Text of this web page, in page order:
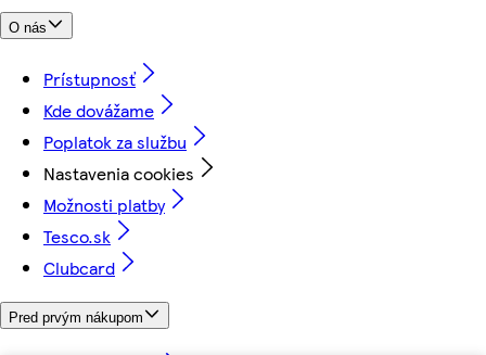
O nás
Prístupnosť
Kde dovážame
Poplatok za službu
Nastavenia cookies
Možnosti platby
Tesco.sk
Clubcard
Pred prvým nákupom